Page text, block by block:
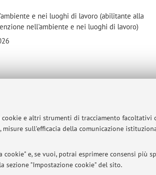
e altri strumenti di tracciamento
sull'efficacia della comunicazione
e, se vuoi, potrai esprimere consensi più
sezione "Impostazione cookie" del sito.
e nei luoghi di lavoro (abilitante alla
nell'ambiente e nei luoghi di lavoro)